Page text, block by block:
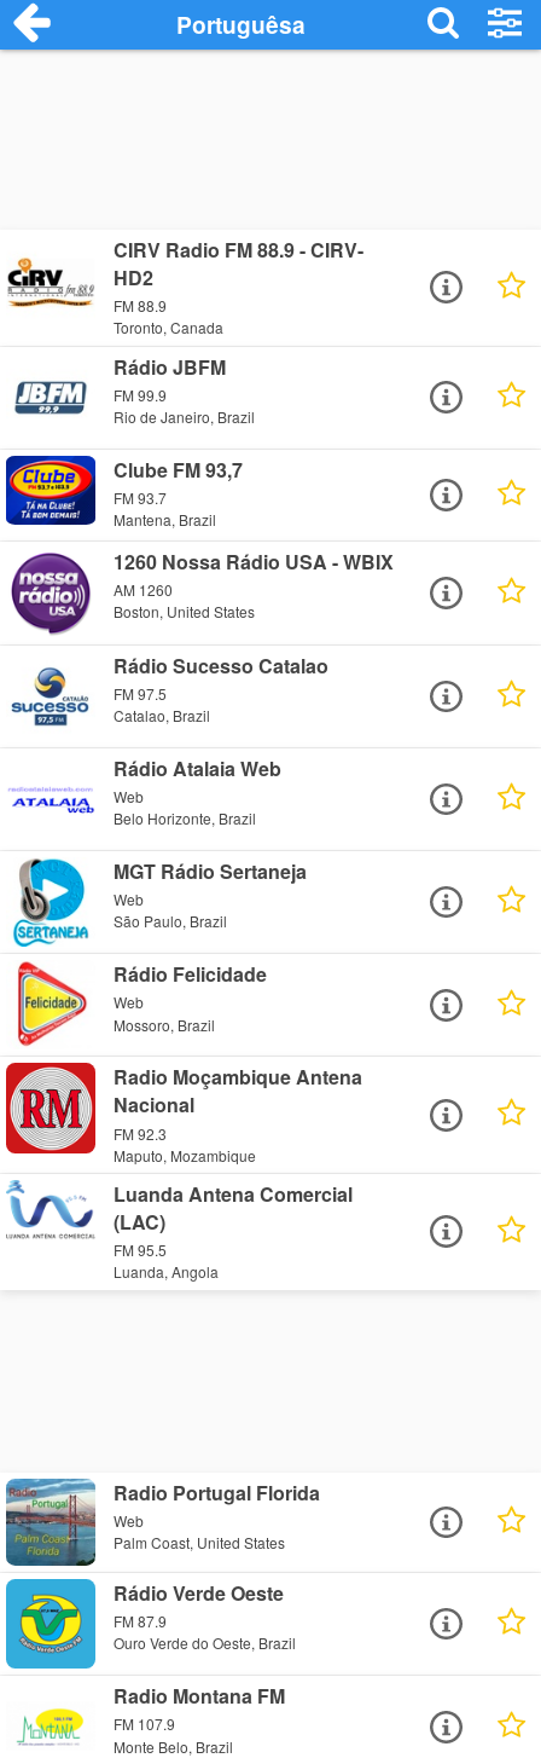
Portuguêsa
CIRV Radio FM 88.9 - CIRV-
HD2
FM 88.9
Toronto, Canada
Rádio JBFM
FM 99.9
Rio de Janeiro, Brazil
Clube FM 93,7
FM 93.7
Mantena, Brazil
1260 Nossa Rádio USA - WBIX
AM 1260
Boston, United States
Rádio Sucesso Catalao
FM 97.5
Catalao, Brazil
Rádio Atalaia Web
Web
Belo Horizonte, Brazil
MGT Rádio Sertaneja
Web
São Paulo, Brazil
Rádio Felicidade
Web
Mossoro, Brazil
Radio Moçambique Antena
Nacional
FM 92.3
Maputo, Mozambique
Luanda Antena Comercial
(LAC)
FM 95.5
Luanda, Angola
Radio Portugal Florida
Web
Palm Coast, United States
Rádio Verde Oeste
FM 87.9
Ouro Verde do Oeste, Brazil
Radio Montana FM
FM 107.9
Monte Belo, Brazil